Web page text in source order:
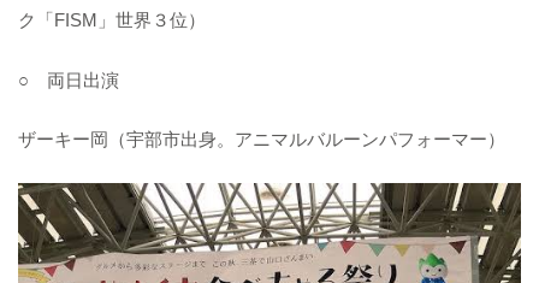
ク「FISM」世界３位）
○ 両日出演
ザーキー岡（宇部市出身。アニマルバルーンパフォーマー）